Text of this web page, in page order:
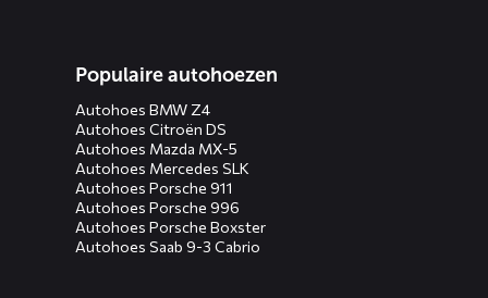
Populaire autohoezen
Autohoes BMW Z4
Autohoes Citroën DS
Autohoes Mazda MX-5
Autohoes Mercedes SLK
Autohoes Porsche 911
Autohoes Porsche 996
Autohoes Porsche Boxster
Autohoes Saab 9-3 Cabrio